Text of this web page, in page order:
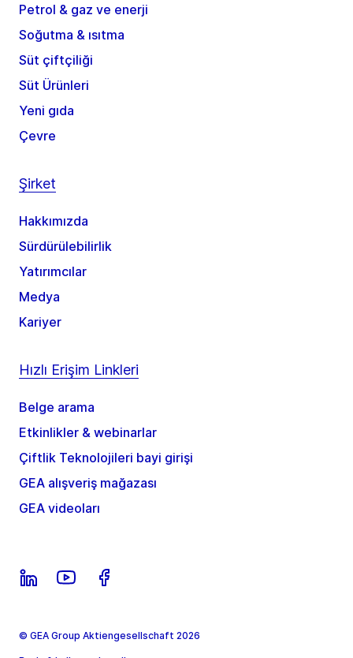
Petrol & gaz ve enerji
Soğutma & ısıtma
Süt çiftçiliği
Süt Ürünleri
Yeni gıda
Çevre
Şirket
Hakkımızda
Sürdürülebilirlik
Yatırımcılar
Medya
Kariyer
Hızlı Erişim Linkleri
Belge arama
Etkinlikler & webinarlar
Çiftlik Teknolojileri bayi girişi
GEA alışveriş mağazası
GEA videoları
© GEA Group Aktiengesellschaft 2026